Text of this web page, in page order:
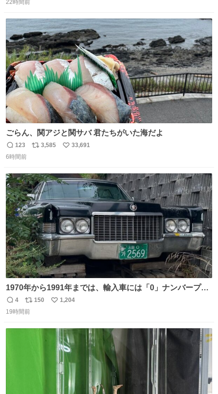
信
ポ
ト
数
数
22時間前
ごらん、関アジと関サバ 君たちがいた海だよ
返
信
123
リ
ト
数
3,585
い
数
33,691
6時間前
1970年から1991年までは、輸入車には「0」ナンバープレ
ートが使用されていました。 その後、この制度は廃止さ
れ、すべての「0」ナンバープレートは抹消・無効化され
着した車両が発見されました。 今でも残っていること自体
が奇跡です……。
返
信
4
リ
ポ
150
い
数
1,204
19時間前